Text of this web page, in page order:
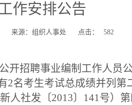
作安排公告
来源：组织人事处 点击： 582
开招聘事业编制工作人员
2名考生考试总成绩并列第
人社发〔2013〕141号）